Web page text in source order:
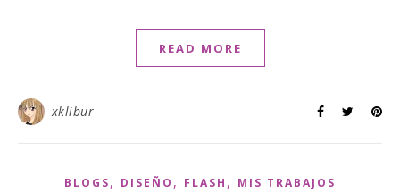
READ MORE
xklibur
BLOGS, DISEÑO , FLASH , MIS TRABAJOS